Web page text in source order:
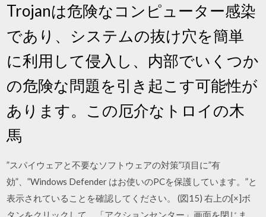
Trojanは危険なコンピューター感染
であり、システムの抜け穴を簡単
に利用して侵入し、内部でいくつか
の危険な問題を引き起こす可能性が
あります。この厄介なトロイの木
馬
”スパイウェアと不要なソフトウェアの対策”項目に”有
効”、”Windows Defender はお使いのPCを保護しています。”と
表示されていることを確認してください。 (図15) 右上の[×]ボ
タンをクリックして、「アクションセンター」画面を閉じま